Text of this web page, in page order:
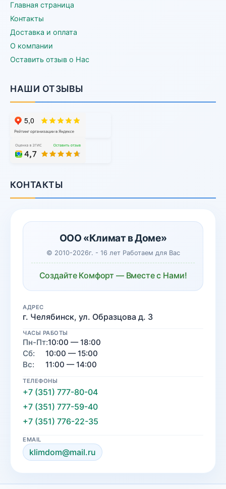
Главная страница
Контакты
Доставка и оплата
О компании
Оставить отзыв о Нас
НАШИ ОТЗЫВЫ
КОНТАКТЫ
ООО «Климат в Доме»
© 2010-2026г. - 16 лет Работаем для Вас
Создайте Комфорт — Вместе с Нами!
АДРЕС
г. Челябинск, ул. Образцова д. 3
ЧАСЫ РАБОТЫ
Пн-Пт:10:00 — 18:00
Сб:
10:00 — 15:00
Вс:
11:00 — 14:00
ТЕЛЕФОНЫ
+7 (351) 777-80-04
+7 (351) 777-59-40
+7 (351) 776-22-35
EMAIL
klimdom@mail.ru